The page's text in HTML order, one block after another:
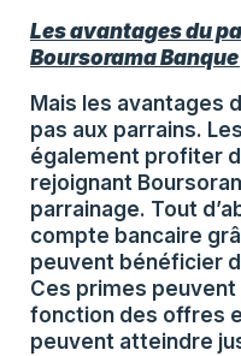
Les avantages du
Boursorama
Mais les avantages
pas aux parrains.
également profiter
rejoignant
parrainage. Tout
compte bancaire
peuvent bénéficier
Ces primes
fonction des offres
peuvent atteindre